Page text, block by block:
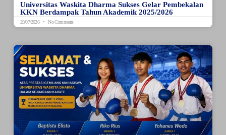
Universitas Waskita Dharma Sukses Gelar Pembekalan
KKN Berdampak Tahun Akademik 2025/2026
29/07/2026 No Comments